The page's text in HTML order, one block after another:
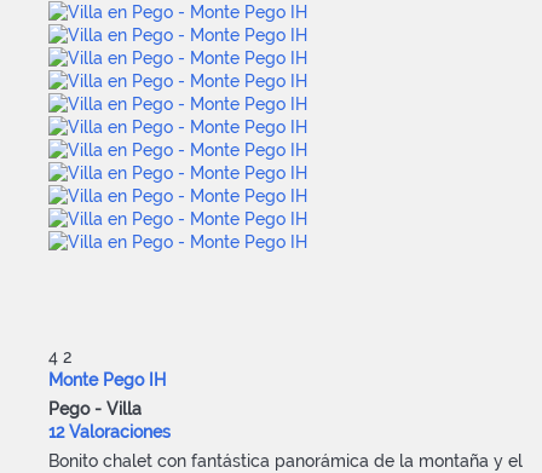
4 2
Monte Pego IH
Pego - Villa
12 Valoraciones
Bonito chalet con fantástica panorámica de la montaña y el